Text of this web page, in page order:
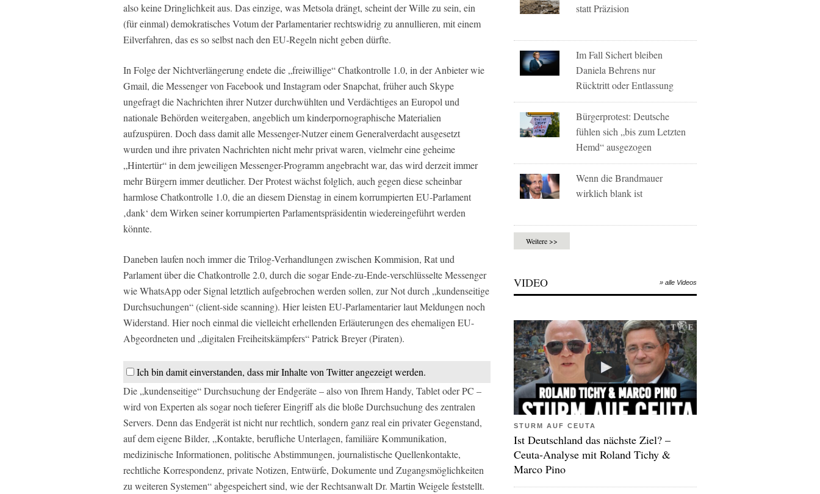
also keine Dringlichkeit aus. Das einzige, was Metsola drängt, scheint der Wille zu sein, ein
(für einmal) demokratisches Votum der Parlamentarier rechtswidrig zu annullieren, mit einem
Eilverfahren, das es so selbst nach den EU-Regeln nicht geben dürfte.
In Folge der Nichtverlängerung endete die „freiwillige“ Chatkontrolle 1.0, in der Anbieter wie
Gmail, die Messenger von Facebook und Instagram oder Snapchat, früher auch Skype
ungefragt die Nachrichten ihrer Nutzer durchwühlten und Verdächtiges an Europol und
nationale Behörden weitergaben, angeblich um kinderpornographische Materialien
aufzuspüren. Doch dass damit alle Messenger-Nutzer einem Generalverdacht ausgesetzt
wurden und ihre privaten Nachrichten nicht mehr privat waren, vielmehr eine geheime
„Hintertür“ in dem jeweiligen Messenger-Programm angebracht war, das wird derzeit immer
mehr Bürgern immer deutlicher. Der Protest wächst folglich, auch gegen diese scheinbar
harmlose Chatkontrolle 1.0, die an diesem Dienstag in einem korrumpierten EU-Parlament
‚dank‘ dem Wirken seiner korrumpierten Parlamentspräsidentin wiedereingeführt werden
könnte.
Daneben laufen noch immer die Trilog-Verhandlungen zwischen Kommision, Rat und
Parlament über die Chatkontrolle 2.0, durch die sogar Ende-zu-Ende-verschlüsselte Messenger
wie WhatsApp oder Signal letztlich aufgebrochen werden sollen, zur Not durch „kundenseitige
Durchsuchungen“ (client-side scanning). Hier leisten EU-Parlamentarier laut Meldungen noch
Widerstand. Hier noch einmal die vielleicht erhellenden Erläuterungen des ehemaligen EU-
Abgeordneten und „digitalen Freiheitskämpfers“ Patrick Breyer (Piraten).
Ich bin damit einverstanden, dass mir Inhalte von Twitter angezeigt werden.
Die „kundenseitige“ Durchsuchung der Endgeräte – also von Ihrem Handy, Tablet oder PC –
wird von Experten als sogar noch tieferer Eingriff als die bloße Durchsuchung des zentralen
Servers. Denn das Endgerät ist nicht nur rechtlich, sondern ganz real ein privater Gegenstand,
auf dem eigene Bilder, „Kontakte, berufliche Unterlagen, familiäre Kommunikation,
medizinische Informationen, politische Abstimmungen, journalistische Quellenkontakte,
rechtliche Korrespondenz, private Notizen, Entwürfe, Dokumente und Zugangsmöglichkeiten
zu weiteren Systemen“ abgespeichert sind, wie der Rechtsanwalt Dr. Martin Weigele feststellt.
statt Präzision
Im Fall Sichert bleiben
Daniela Behrens nur
Rücktritt oder Entlassung
Bürgerprotest: Deutsche
fühlen sich „bis zum Letzten
Hemd“ ausgezogen
Wenn die Brandmauer
wirklich blank ist
Weitere >>
VIDEO » alle Videos
STURM AUF CEUTA
Ist Deutschland das nächste Ziel? –
Ceuta-Analyse mit Roland Tichy &
Marco Pino